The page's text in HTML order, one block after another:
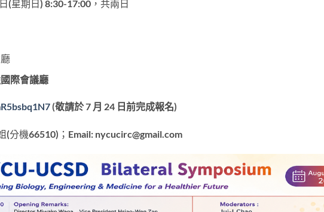
(星期日) 8:30-17:00，共兩日
際會議廳
(敬請於 7 月 24 日前完成報名)
(分機66510)；Email: nycucirc@gmail.com